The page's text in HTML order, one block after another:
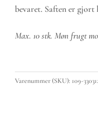
bevaret. Saften er
Max. 10 stk. Møn frugt
Møn,
Økologisk
Varenummer (SKU): 109-